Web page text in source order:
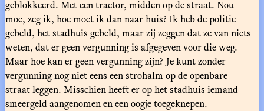
geblokkeerd. Met een tractor, midden op de straat. Nou
moe, zeg ik, hoe moet ik dan naar huis? Ik heb de politie
gebeld, het stadhuis gebeld, maar zij zeggen dat ze van niets
weten, dat er geen vergunning is afgegeven voor die weg.
Maar hoe kan er geen vergunning zijn? Je kunt zonder
vergunning nog niet eens een strohalm op de openbare
straat leggen. Misschien heeft er op het stadhuis iemand
smeergeld aangenomen en een oogje toegeknepen.